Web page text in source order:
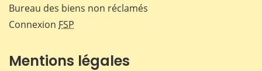
Bureau des biens non réclamés
Connexion FSP
Mentions légales